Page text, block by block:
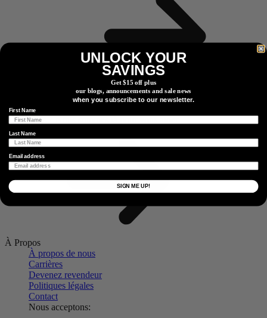
Besoin d'informations supplémentaires ?
nous ? Nous sommes là pour vous aider.
En Savoir Plus
À Propos
À propos de nous
Carrières
Devenez revendeur
Politiques légales
Contact
Nous acceptons:
UNLOCK YOUR
SAVINGS
Get $15 off plus
our blogs, announcements and sale news
when you subscribe to our newsletter.
First Name
Last Name
Email address
SIGN ME UP!